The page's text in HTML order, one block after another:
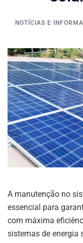
NOTÍCIAS E
A manutenção no
essencial para
com máxima
sistemas de energia